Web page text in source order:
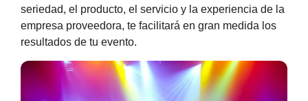
seriedad, el producto, el servicio y la experiencia de la
empresa proveedora, te facilitará en gran medida los
resultados de tu evento.